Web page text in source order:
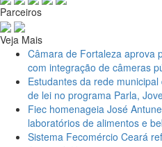
Parceiros
Veja Mais
Câmara de Fortaleza aprova
com integração de câmeras
Estudantes da rede
de lei no programa Parla,
Fiec homenageia José
laboratórios de alimentos e
Sistema Fecomércio Ceará